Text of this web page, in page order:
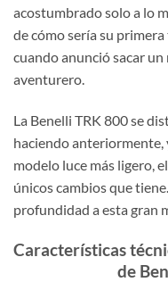
acostumbrado solo a lo
de cómo sería su
cuando anunció sacar
aventurero.
La Benelli TRK 800 se
haciendo anteriormente,
modelo luce más ligero,
únicos cambios que
profundidad a esta gran
Características
de